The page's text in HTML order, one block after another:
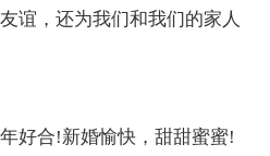
谊，还为我们和我们的家人
好合!新婚愉快，甜甜蜜蜜!